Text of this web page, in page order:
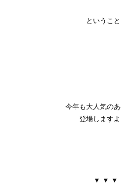
ということ
今年も大人気の
登場しますよ
▼ ▼ ▼